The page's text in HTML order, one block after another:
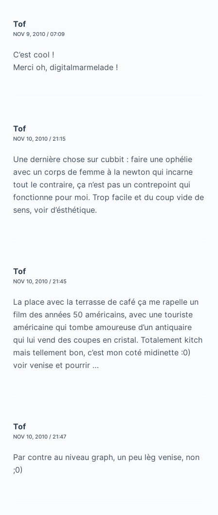
Tof
NOV 9, 2010 / 07:09
C’est cool !
Merci oh, digitalmarmelade !
Tof
NOV 10, 2010 / 21:15
Une dernière chose sur cubbit : faire une ophélie
avec un corps de femme à la newton qui incarne
tout le contraire, ça n’est pas un contrepoint qui
fonctionne pour moi. Trop facile et du coup vide de
sens, voir d’ésthétique.
Tof
NOV 10, 2010 / 21:45
La place avec la terrasse de café ça me rapelle un
film des années 50 américains, avec une touriste
américaine qui tombe amoureuse d’un antiquaire
qui lui vend des coupes en cristal. Totalement kitch
mais tellement bon, c’est mon coté midinette :0)
voir venise et pourrir …
Tof
NOV 10, 2010 / 21:47
Par contre au niveau graph, un peu lèg venise, non
;0)